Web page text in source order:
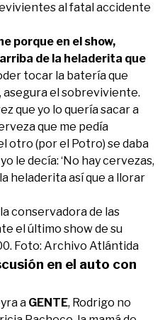
al fatal accidente
porque en el show,
de la heladerita que
tocar la batería que
asegura el sobreviviente.
que yo lo quería sacar a
que me pedía
otro (por el Potro) se daba
le decía: ‘No hay cervezas,
heladerita así que a llorar
conservadora de las
el último show de su
Foto: Archivo Atlántida
en el auto con
a GENTE, Rodrigo no